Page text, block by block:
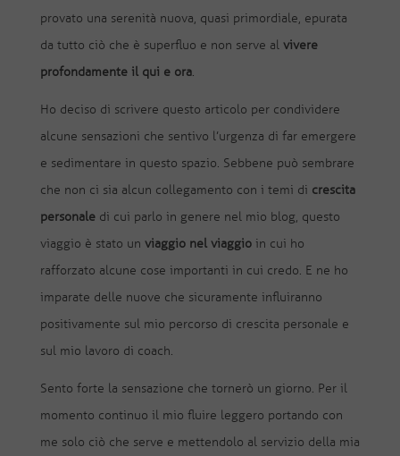
provato una serenità nuova, quasi primordiale, epurata
da tutto ciò che è superfluo e non serve al vivere
profondamente il qui e ora.
Ho deciso di scrivere questo articolo per condividere
alcune sensazioni che sentivo l’urgenza di far emergere
e sedimentare in questo spazio. Sebbene può sembrare
che non ci sia alcun collegamento con i temi di crescita
personale di cui parlo in genere nel mio blog, questo
viaggio è stato un viaggio nel viaggio in cui ho
rafforzato alcune cose importanti in cui credo. E ne ho
imparate delle nuove che sicuramente influiranno
positivamente sul mio percorso di crescita personale e
sul mio lavoro di coach.
Sento forte la sensazione che tornerò un giorno. Per il
momento continuo il mio fluire leggero portando con
me solo ciò che serve e mettendolo al servizio della mia